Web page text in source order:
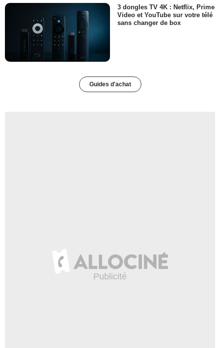
3 dongles TV 4K : Netflix, Prime
Video et YouTube sur votre télé
sans changer de box
Guides d'achat